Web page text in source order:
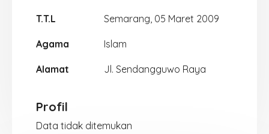
T.T.L Semarang, 05 Maret 2009
Agama Islam
Alamat Jl. Sendangguwo Raya
Profil
Data tidak ditemukan